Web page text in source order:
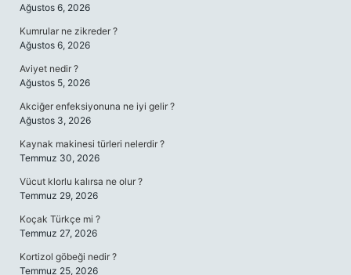
Ağustos 6, 2026
Kumrular ne zikreder ?
Ağustos 6, 2026
Aviyet nedir ?
Ağustos 5, 2026
Akciğer enfeksiyonuna ne iyi gelir ?
Ağustos 3, 2026
Kaynak makinesi türleri nelerdir ?
Temmuz 30, 2026
Vücut klorlu kalırsa ne olur ?
Temmuz 29, 2026
Koçak Türkçe mi ?
Temmuz 27, 2026
Kortizol göbeği nedir ?
Temmuz 25, 2026